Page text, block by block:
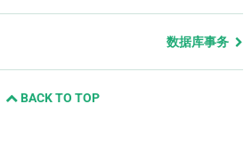
数据库事务
BACK TO TOP